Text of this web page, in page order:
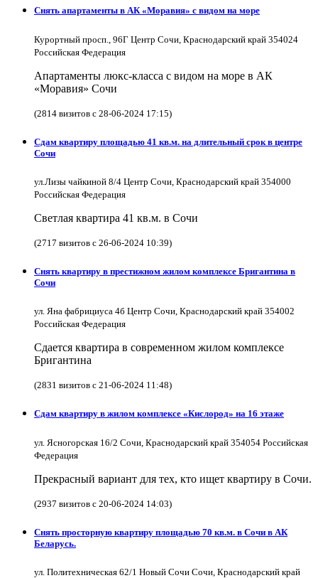
Снять апартаменты в АК «Моравия» с видом на море
Курортный просп., 96Г Центр Сочи, Краснодарский край 354024
Российская Федерация
Апартаменты люкс-класса с видом на море в АК
«Моравия» Сочи
(2814 визитов с 28-06-2024 17:15)
Сдам квартиру площадью 41 кв.м. на длительный срок в центре
Сочи
ул.Лизы чайкиной 8/4 Центр Сочи, Краснодарский край 354000
Российская Федерация
Светлая квартира 41 кв.м. в Сочи
(2717 визитов с 26-06-2024 10:39)
Снять квартиру в престижном жилом комплексе Бригантина в
Сочи
ул. Яна фабрициуса 4б Центр Сочи, Краснодарский край 354002
Российская Федерация
Сдается квартира в современном жилом комплексе
Бригантина
(2831 визитов с 21-06-2024 11:48)
Сдам квартиру в жилом комплексе «Кислород» на 16 этаже
ул. Ясногорская 16/2 Сочи, Краснодарский край 354054 Российская
Федерация
Прекрасный вариант для тех, кто ищет квартиру в Сочи.
(2937 визитов с 20-06-2024 14:03)
Снять просторную квартиру площадью 70 кв.м. в Сочи в АК
Беларусь.
ул. Политехническая 62/1 Новый Сочи Сочи, Краснодарский край